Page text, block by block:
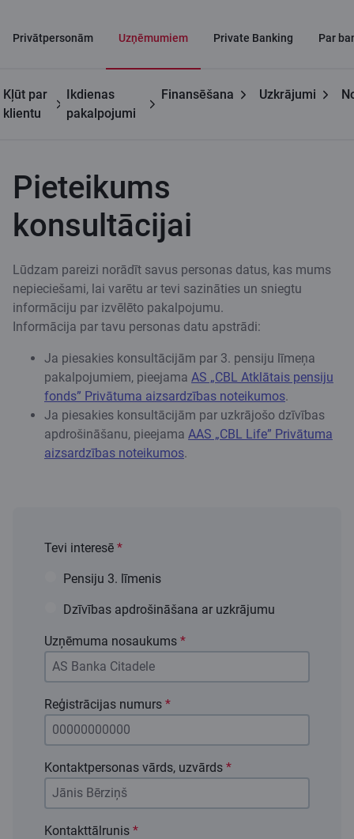
Privātpersonām Uzņēmumiem Private Banking Par
Kļūt par
klientu
Ikdienas
pakalpojumi
Finansēšana Uzkrājumi
Uzņēmumiem
Uzkrājumi
Pieteikums
konsultācijai
Lūdzam pareizi norādīt savus personas datus, kas mums
nepieciešami, lai varētu ar tevi sazināties un sniegtu
informāciju par izvēlēto pakalpojumu.
Informācija par tavu personas datu apstrādi:
Ja piesakies konsultācijām par 3. pensiju līmeņa
pakalpojumiem, pieejama AS „CBL Atklātais pensiju
fonds” Privātuma aizsardzības noteikumos.
Ja piesakies konsultācijām par uzkrājošo dzīvības
apdrošināšanu, pieejama AAS „CBL Life” Privātuma
aizsardzības noteikumos.
Tevi interesē *
Pensiju 3. līmenis
Dzīvības apdrošināšana ar uzkrājumu
Uzņēmuma nosaukums *
Reģistrācijas numurs *
Kontaktpersonas vārds, uzvārds *
Kontakttālrunis *